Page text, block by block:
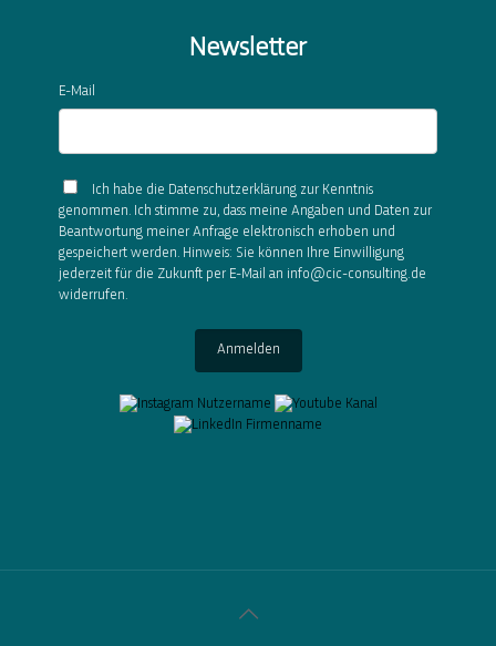
Newsletter
E-Mail
Ich habe die Datenschutzerklärung zur Kenntnis
genommen. Ich stimme zu, dass meine Angaben und Daten zur
Beantwortung meiner Anfrage elektronisch erhoben und
gespeichert werden. Hinweis: Sie können Ihre Einwilligung
jederzeit für die Zukunft per E-Mail an info@cic-consulting.de
widerrufen.
Anmelden